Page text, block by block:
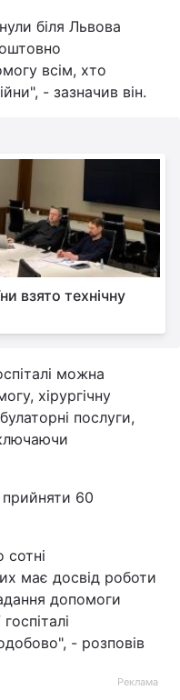
біля Львова
всім, хто
- зазначив він.
взято технічну
можна
хірургічну
послуги,
60
має досвід роботи
допомоги
- розповів
Реклама